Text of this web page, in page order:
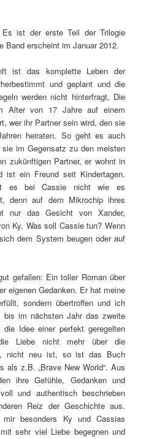
ist der erste Teil der Trilogie
Band erscheint im Januar 2012.
ist das komplette Leben der
und geplant und die
werden nicht hinterfragt. Die
Alter von 17 Jahre auf einem
wer ihr Partner sein wird, den sie
heiraten. So geht es auch
im Gegensatz zu den meisten
zukünftigen Partner, er wohnt in
ist ein Freund seit Kindertagen.
es bei Cassie nicht wie es
denn auf dem Mikrochip ihres
nur das Gesicht von Xander,
Ky. Was soll Cassie tun? Wenn
dem System beugen oder auf
gefallen: Ein toller Roman über
eigenen Gedanken. Er hat meine
sondern übertroffen und ich
bis im nächsten Jahr das zweite
die Idee einer perfekt geregelten
Liebe nicht mehr über die
nicht neu ist, so ist das Buch
als z.B. „Brave New World“. Aus
ihre Gefühle, Gedanken und
und authentisch beschrieben
Reiz der Geschichte aus.
mir besonders Ky und Cassias
sehr viel Liebe begegnen und